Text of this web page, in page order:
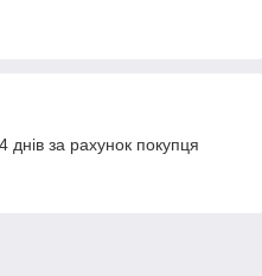
за рахунок покупця